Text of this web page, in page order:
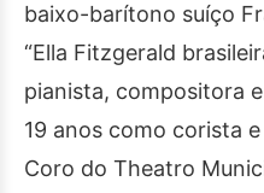
baixo-barítono suíço
“Ella Fitzgerald
pianista, compositora
19 anos como corista
Coro do Theatro